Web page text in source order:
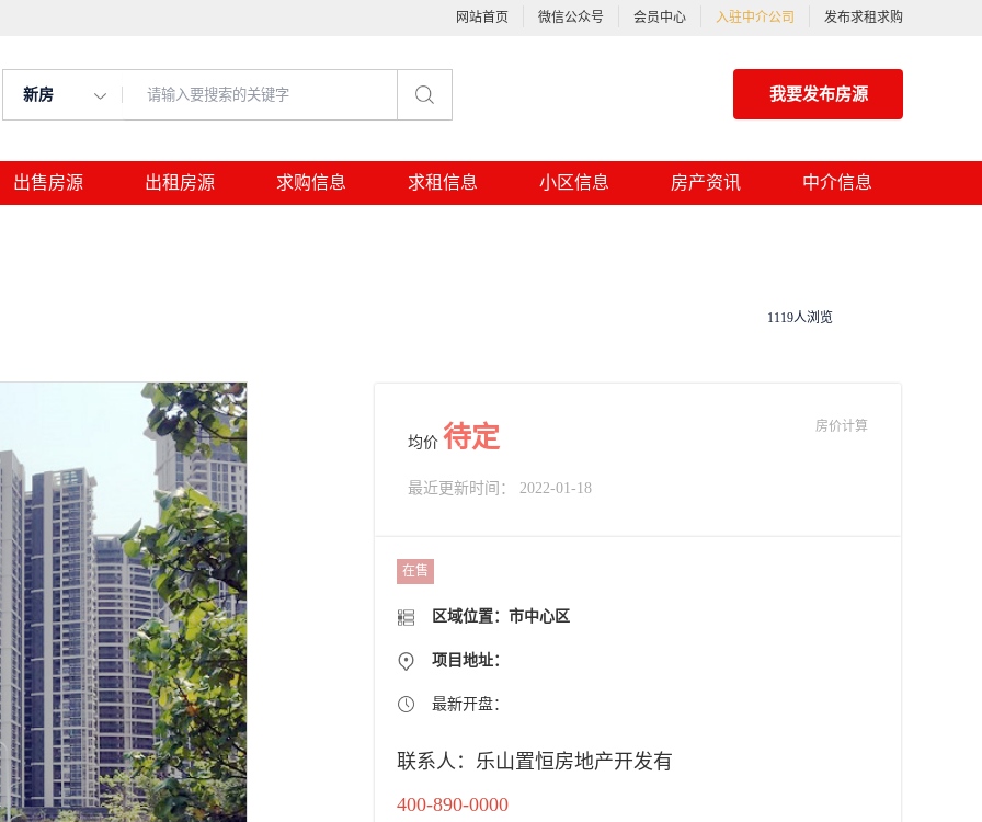
网站首页 微信公众号 会员中心 入驻中介公司 发布求租求购
新房 我要发布房源
出售房源 出租房源 求购信息 求租信息 小区信息 房产资讯 中介信息
1119人浏览
均价 待定 房价计算
最近更新时间： 2022-01-18
在售
区域位置： 市中心区
项目地址：
最新开盘：
联系人：乐山置恒房地产开发有
400-890-0000